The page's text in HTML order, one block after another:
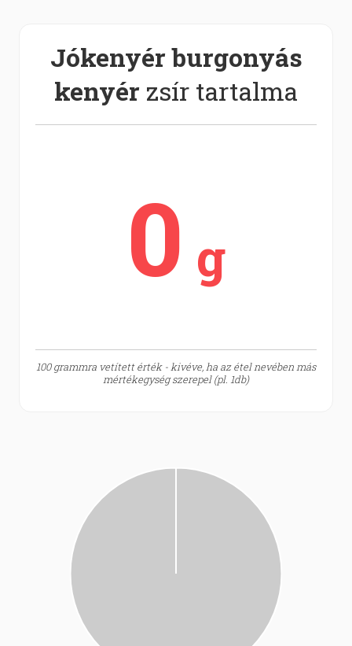
Jókenyér burgonyás
kenyér zsír tartalma
0 g
100 grammra vetített érték - kivéve, ha az étel nevében más
mértékegység szerepel (pl. 1db)